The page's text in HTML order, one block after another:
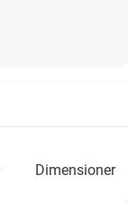
dimensioner